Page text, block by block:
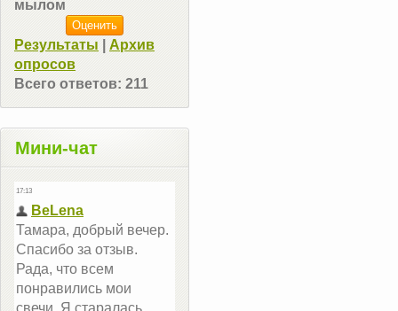
мылом
Результаты
Архив
опросов
Всего ответов: 211
Мини-чат